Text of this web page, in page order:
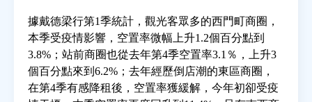
訂閱電子報
據戴德梁行第1季統計，觀光客眾多的西門町商圈，
本季受疫情影響，空置率微幅上升1.2個百分點到
3.8%；站前商圈也從去年第4季空置率3.1％，上升3
個百分點來到6.2%；去年經歷倒店潮的東區商圈，
在第4季有感降租後，空置率獲緩解，今年初卻受疫